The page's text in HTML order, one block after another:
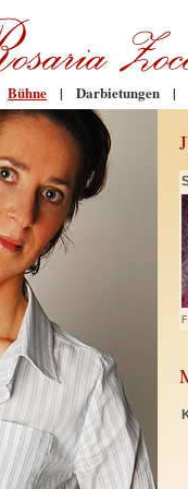
Bühne | Darbietungen |